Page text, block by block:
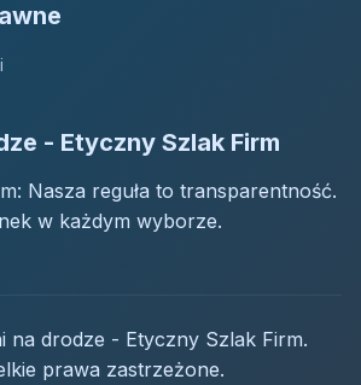
- Etyczny Szlak Firm
Nasza reguła to transparentność.
w każdym wyborze.
na drodze - Etyczny Szlak Firm.
prawa zastrzeżone.